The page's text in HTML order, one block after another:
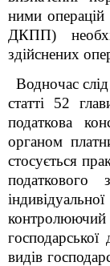
ними операцій
ДКПП)
здійснених
Водночас
статті 52
податкова
органом
стосується
податкового
господарської
видів